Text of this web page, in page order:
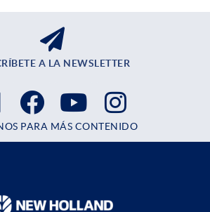
A LA NEWSLETTER
PARA MÁS CONTENIDO